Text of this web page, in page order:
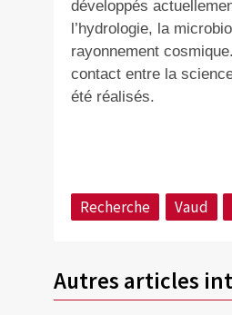
développés
l’hydrologie, la
rayonnement
contact entre la
été réalisés.
Recherche Vaud
Autres articles